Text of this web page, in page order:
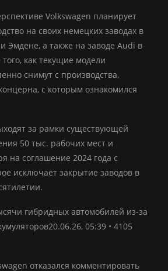
Volkswagen планирует
на своих немецких заводах в
Эмдене, а также на заводе Audi в
как текущие модели
снимут с производства,
с которым ознакомился
за рамки существующей
50 тыс. рабочих мест и
на соглашение 2024 года с
исключает закрытие заводов в
гибридных автомобилей из-за
05:39 • 4105
отказался комментировать